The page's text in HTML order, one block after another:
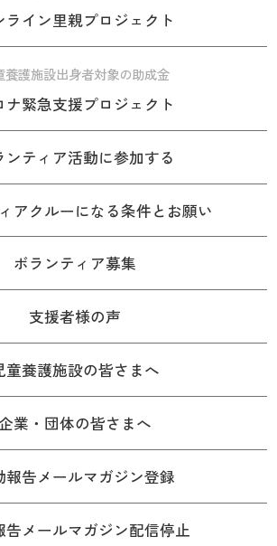
ライン里親プロジェクト
養護施設出身者対象の助成金
ナ緊急支援プロジェクト
ンティア活動に参加する
アクルーになる条件とお願い
ボランティア募集
支援者様の声
童養護施設の皆さまへ
業・団体の皆さまへ
報告メールマガジン登録
告メールマガジン配信停止